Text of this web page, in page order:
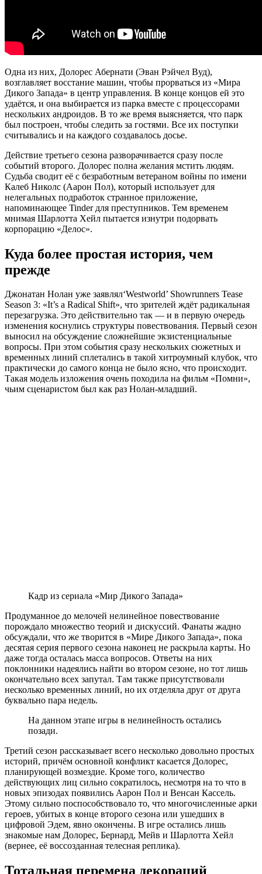
Одна из них, Долорес Абернати (Эван Рэйчел Вуд),
возглавляет восстание машин, чтобы прорваться из «Мира
Дикого Запада» в центр управления. В конце концов ей это
удаётся, и она выбирается из парка вместе с процессорами
нескольких андроидов. В то же время выясняется, что парк
был построен, чтобы следить за гостями. Все их поступки
считывались и на каждого создавалось досье.
Действие третьего сезона разворачивается сразу после
событий второго. Долорес полна желания мстить людям.
Судьба сводит её с безработным ветераном войны по имени
Калеб Николс (Аарон Пол), который использует для
нелегальных подработок странное приложение,
напоминающее Tinder для преступников. Тем временем
мнимая Шарлотта Хейл пытается изнутри подорвать
корпорацию «Делос».
Куда более простая история, чем
прежде
Джонатан Нолан уже заявлял‘Westworld’ Showrunners Tease
Season 3: «It’s a Radical Shift», что зрителей ждёт радикальная
перезагрузка. Это действительно так — и в первую очередь
изменения коснулись структуры повествования. Первый сезон
выносил на обсуждение сложнейшие экзистенциальные
вопросы. При этом события сразу нескольких сюжетных и
временных линий сплетались в такой хитроумный клубок, что
практически до самого конца не было ясно, что происходит.
Такая модель изложения очень походила на фильм «Помни»,
чьим сценаристом был как раз Нолан-младший.
Кадр из сериала «Мир Дикого Запада»
Продуманное до мелочей нелинейное повествование
порождало множество теорий и дискуссий. Фанаты жадно
обсуждали, что же творится в «Мире Дикого Запада», пока
десятая серия первого сезона наконец не раскрыла карты. Но
даже тогда осталась масса вопросов. Ответы на них
поклонники надеялись найти во втором сезоне, но тот лишь
окончательно всех запутал. Там также присутствовали
несколько временных линий, но их отделяла друг от друга
буквально пара недель.
На данном этапе игры в нелинейность остались
позади.
Третий сезон рассказывает всего несколько довольно простых
историй, причём основной конфликт касается Долорес,
планирующей возмездие. Кроме того, количество
действующих лиц сильно сократилось, несмотря на то что в
новых эпизодах появились Аарон Пол и Венсан Кассель.
Этому сильно поспособствовало то, что многочисленные арки
героев, убитых в конце второго сезона или ушедших в
цифровой Эдем, явно окончены. В игре остались лишь
знакомые нам Долорес, Бернард, Мейв и Шарлотта Хейл
(вернее, её воссозданная телесная реплика).
Тотальная перемена декораций